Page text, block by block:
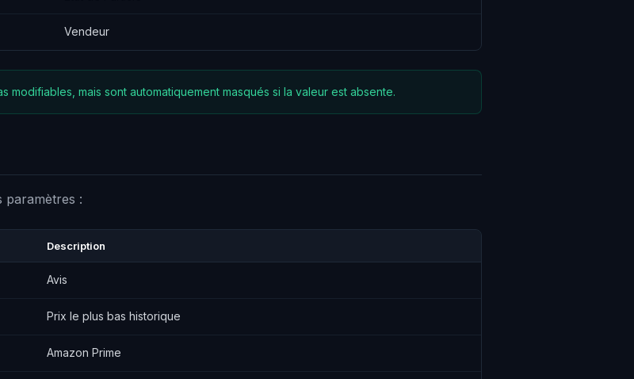
Vendeur
modifiables, mais sont automatiquement masqués si la valeur est absente.
paramètres :
Description
Avis
Prix le plus bas historique
Amazon Prime